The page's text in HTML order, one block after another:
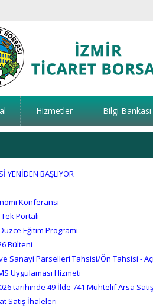
Hizmetler Bilgi Bankası
YENİDEN BAŞLIYOR
Konferansı
Portalı
Eğitim Programı
Bülteni
Sanayi Parselleri Tahsisi/Ön Tahsisi -
Uygulaması Hizmeti
tarihinde 49 İlde 741 Muhtelif Arsa
Satış İhaleleri